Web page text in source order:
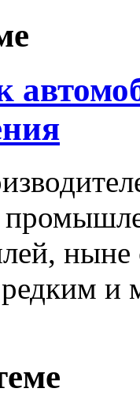
редким